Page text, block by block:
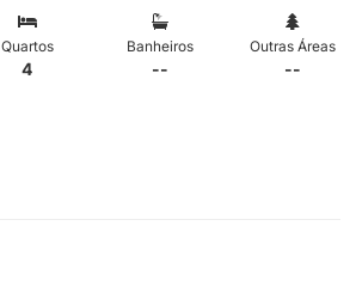
Quartos
4
Banheiros
--
Outras Áreas
--